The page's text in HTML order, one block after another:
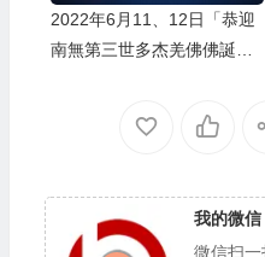
2022年6月11、12日「恭迎
南無第三世多杰羌佛佛誕」
我的微信
微信扫一